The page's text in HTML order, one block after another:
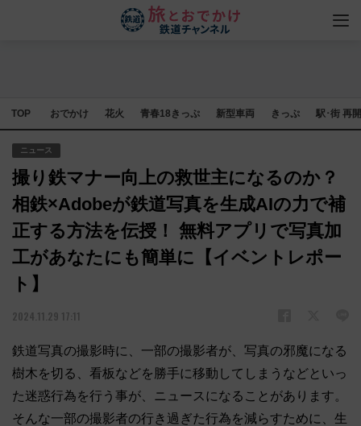
TOP おでかけ 花火 青春18きっぷ 新型車両 きっぷ 駅･街 再
ニュース
撮り鉄マナー向上の救世主になるのか？
相鉄×Adobeが鉄道写真を生成AIの力で補
正する方法を伝授！ 無料アプリで写真加
工があなたにも簡単に【イベントレポー
ト】
2024.11.29 17:11
鉄道写真の撮影時に、一部の撮影者が、写真の邪魔になる
樹木を切る、看板などを勝手に移動してしまうなどといっ
た迷惑行為を行う事が、ニュースになることがあります。
そんな一部の撮影者の行き過ぎた行為を減らすために、生